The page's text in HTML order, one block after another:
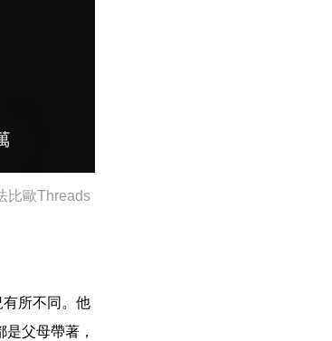
比歐Threads
所不同。他
父母帶著，